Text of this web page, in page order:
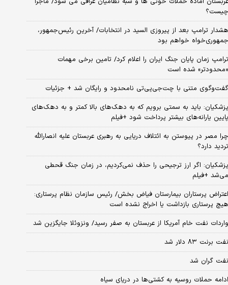
چیست؟
هشدار ترامپ بعد از پیروزی السید در انتخابات/ آخرین رئیس‌جمهور،
جمهوری‌خواه خواهم بود
ترامپ زمان پایان جنگ ایران را اعلام کرد/ تامین برخی مهمات
«محدودتر» شده است
گفت‌وگوی متنی با چت‌جی‌پی‌تی نامحدود و رایگان شد + جزئیات
پزشکیان: باید به سمتی برویم که به دهک‌های بالا کمتر و به دهک‌های
پایین یارانه‌های بیشتر پرداخت شود +فیلم
چرا مصر در پیوستن به ائتلاف دریایی به رهبری عربستان علیه انصارالله
تردید دارد؟
پزشکیان: اگر ارز ترجیحی را حذف نمی‌کردیم، در زمان جنگ قحطی
می‌شد +فیلم
اعتراض پرستاران بیمارستان فیاض بخش/ رئیس سازمان نظام پرستاری:
هیچ پرستاری بازداشت یا اخراج نشده است
واردات نفت خام آمریکا از عربستان به صفر رسید/ ونزوئلا جایگزین شد
نفت برنت ۸۳ دلار شد
نفت گران شد
ادامه حملات روسیه به کشتی‌ها در دریای سیاه